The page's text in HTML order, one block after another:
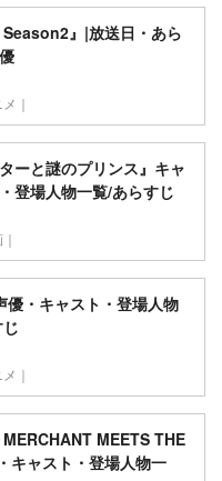
』|放送日・あら
｜
ーと謎のプリンス』キャ
登場人物一覧/あらすじ
優・キャスト・登場人物
｜
MEETS THE
キャスト・登場人物一